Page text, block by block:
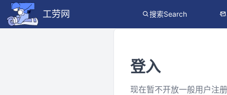
工劳网 搜索Search
登入
现在暂不开放一般用户注册